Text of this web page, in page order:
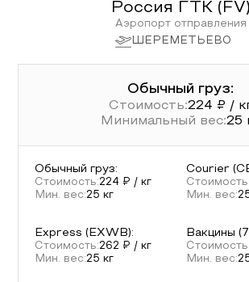
Россия ГТК ( FV)
Аэропорт отправления
ШЕРЕМЕТЬЕВО
Обычный груз:
Стоимость:224 ₽ /
Минимальный вес:25
Обычный груз:
Стоимость:224 ₽ / кг
Мин. вес:25 кг
Courier
Мин. вес:
Express (EXWB):
Стоимость:262 ₽ / кг
Мин. вес:25 кг
Вакцины
Мин. вес: